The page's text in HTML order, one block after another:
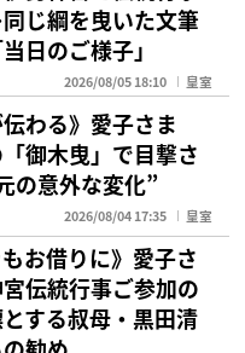
じ綱を曳いた文筆
日のご様子」
2026/08/05 18:10 皇室
伝わる》愛子さま
御木曳」で目撃さ
の意外な変化”
2026/08/04 17:35 皇室
もお借りに》愛子さ
伝統行事ご参加の
する叔母・黒田清